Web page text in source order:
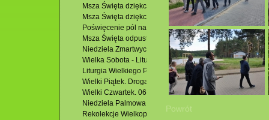
Msza Święta dziękczynna z okazji imienin i 55 rocznicy
Msza Święta dziękczynna dla Członków i Rodzin Kół
Poświęcenie pól na osiedlu Podzamek i Msza Święta.
Msza Święta odpustowa w Kościele pw. Miłosierdzia
Niedziela Zmartwychwstania – Rezurekcja. 09.04.2023 r.
Wielka Sobota - Liturgia Wigilii Paschalnej. 08.06.2023 r.
Liturgia Wielkiego Piątku. 07.04.2023 r.
Wielki Piątek. Droga Krzyżowa. 07.04.2023 r.
Wielki Czwartek. 06.04.2023 r.
Niedziela Palmowa. 02.04.2023 r.
Rekolekcje Wielkopostne. 30.03 - 01.04.2023 r.
Powrót